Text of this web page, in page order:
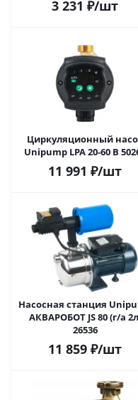
3 231 ₽/шт
Циркуляционный
Unipump LPA 20-60 В
11 991 ₽/шт
Насосная станция
АКВАРОБОТ JS 80 (г/а
26536
11 859 ₽/шт